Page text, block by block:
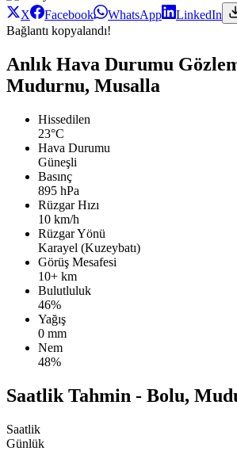
X Facebook WhatsApp LinkedIn
Bağlantı kopyalandı!
Anlık Hava Durumu
Mudurnu, Musalla
Hissedilen
23°C
Hava Durumu
Güneşli
Basınç
895 hPa
Rüzgar Hızı
10 km/h
Rüzgar Yönü
Karayel (Kuzeybatı)
Görüş Mesafesi
10+ km
Bulutluluk
46%
Yağış
0 mm
Nem
48%
Saatlik Tahmin - Bolu,
Saatlik
Günlük